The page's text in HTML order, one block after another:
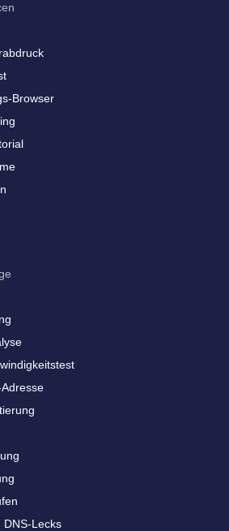
Browser
DNS-Lecks